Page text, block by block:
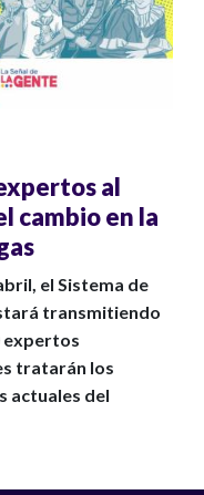
al
cambio en la
el Sistema de
transmitiendo
expertos
tratarán los
actuales del